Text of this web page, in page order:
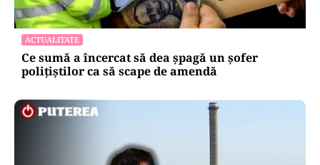
ACTUALITATE
Ce sumă a încercat să dea șpagă un șofer
polițiștilor ca să scape de amendă